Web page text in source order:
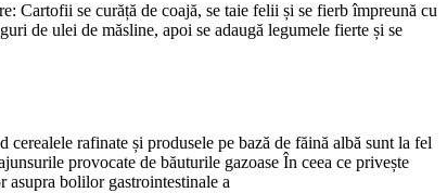
Cartofii se curăță de coajă, se taie felii și se fierb împreună cu
de ulei de măsline, apoi se adaugă legumele fierte și se
rafinate și produsele pe bază de făină albă sunt la fel
provocate de băuturile gazoase În ceea ce privește
asupra bolilor gastrointestinale a